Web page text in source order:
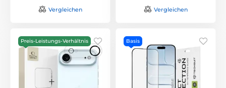
Vergleichen Vergleichen
Preis-Leistungs-Verhältnis Basis